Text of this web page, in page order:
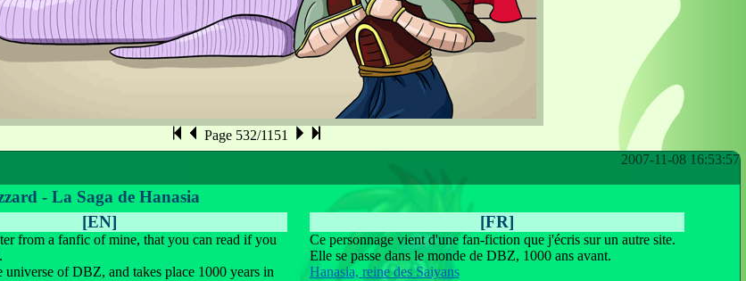
Page 532/1151
2007-11-08 16:53:57
- La Saga de Hanasia
[EN]
from a fanfic of mine, that you can read if you
universe of DBZ, and takes place 1000 years in
[FR]
Ce personnage vient d'une fan-fiction que j'écris sur un autre site.
Elle se passe dans le monde de DBZ, 1000 ans avant.
Hanasia, reine des Saiyans